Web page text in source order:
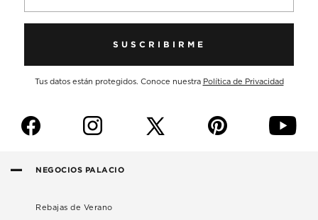
SUSCRIBIRME
Tus datos están protegidos. Conoce nuestra Política de Privacidad
f i p y
NEGOCIOS PALACIO
Rebajas de Verano